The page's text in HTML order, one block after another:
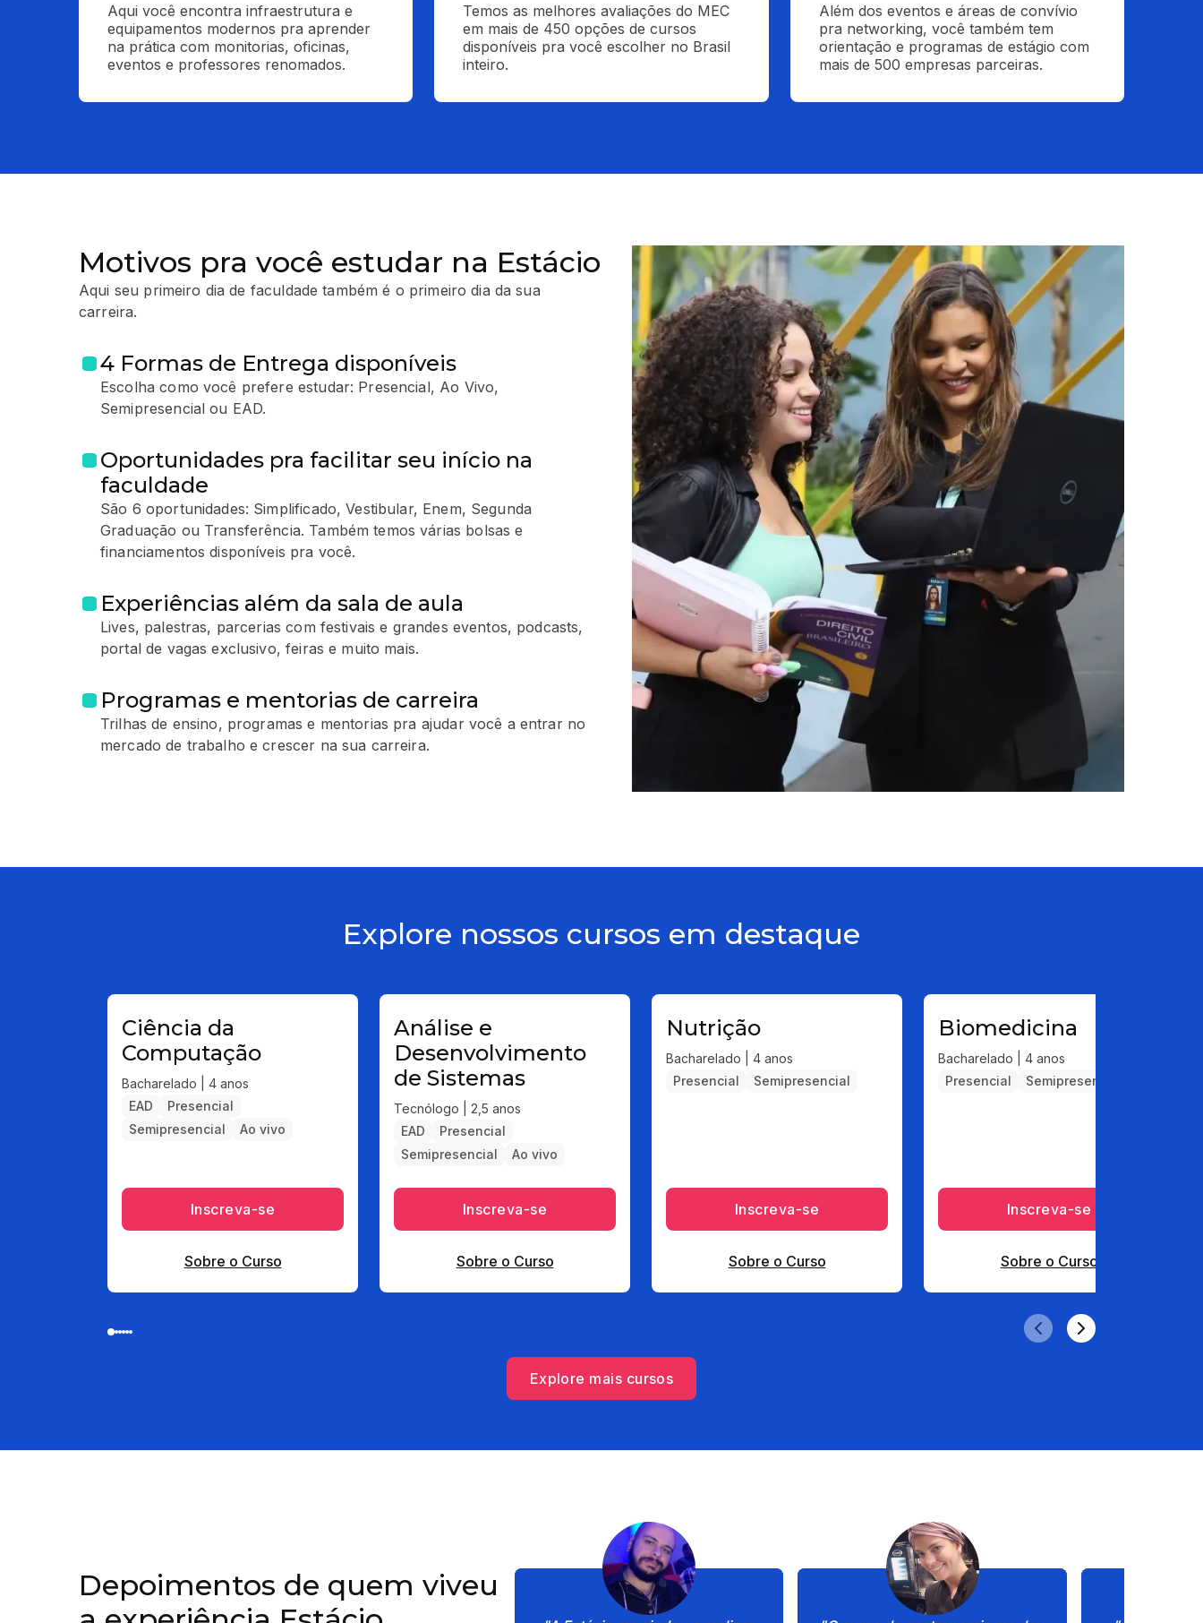
Aqui você encontra infraestrutura e
equipamentos modernos pra aprender
na prática com monitorias, oficinas,
eventos e professores renomados.
Temos as melhores avaliações do MEC
em mais de 450 opções de cursos
disponíveis pra você escolher no Brasil
inteiro.
Além dos eventos e áreas de convívio
pra networking, você também tem
orientação e programas de estágio com
mais de 500 empresas parceiras.
Motivos pra você estudar na Estácio
Aqui seu primeiro dia de faculdade também é o primeiro dia da sua
carreira.
4 Formas de Entrega disponíveis
Escolha como você prefere estudar: Presencial, Ao Vivo,
Semipresencial ou EAD.
Oportunidades pra facilitar seu início na
faculdade
São 6 oportunidades: Simplificado, Vestibular, Enem, Segunda
Graduação ou Transferência. Também temos várias bolsas e
financiamentos disponíveis pra você.
Experiências além da sala de aula
Lives, palestras, parcerias com festivais e grandes eventos, podcasts,
portal de vagas exclusivo, feiras e muito mais.
Programas e mentorias de carreira
Trilhas de ensino, programas e mentorias pra ajudar você a entrar no
mercado de trabalho e crescer na sua carreira.
Explore nossos cursos em destaque
Ciência da
Computação
Bacharelado | 4 anos
EAD
Presencial
Semipresencial
Ao vivo
Inscreva-se
Sobre o Curso
Análise e
Desenvolvimento
de Sistemas
Tecnólogo | 2,5 anos
EAD
Presencial
Semipresencial
Ao vivo
Inscreva-se
Sobre o Curso
Nutrição
Bacharelado | 4 anos
Presencial
Semipresencial
Inscreva-se
Sobre o Curso
Biomedicina
Bacharelado | 4 anos
Presencial
Semipresencial
Inscreva-se
Sobre o Curso
Explore mais cursos
Depoimentos de quem viveu